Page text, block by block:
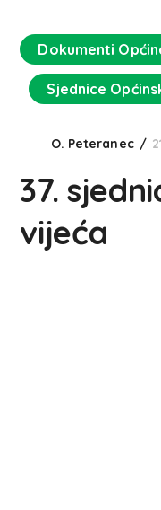
Dokumenti
Sjednice
O. Peteranec
37.
vijeća